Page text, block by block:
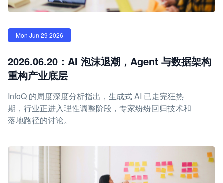
Mon Jun 29 2026
2026.06.20：AI 泡沫退潮，Agent 与数据架构
重构产业底层
InfoQ 的周度深度分析指出，生成式 AI 已走完狂热
期，行业正进入理性调整阶段，专家纷纷回归技术和
落地路径的讨论。